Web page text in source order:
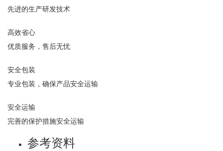
先进的生产研发技术
高效省心
优质服务，售后无忧
安全包装
专业包装，确保产品安全运输
安全运输
完善的保护措施安全运输
参考资料